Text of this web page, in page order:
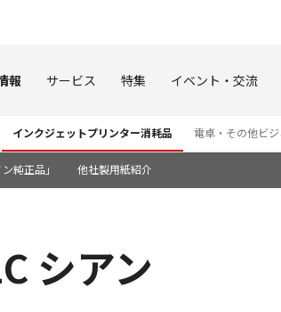
報 サービス 特集 イベント・交流
インクジェットプリンター消耗品 電卓・その他ビ
純正品」 他社製用紙紹介
シアン